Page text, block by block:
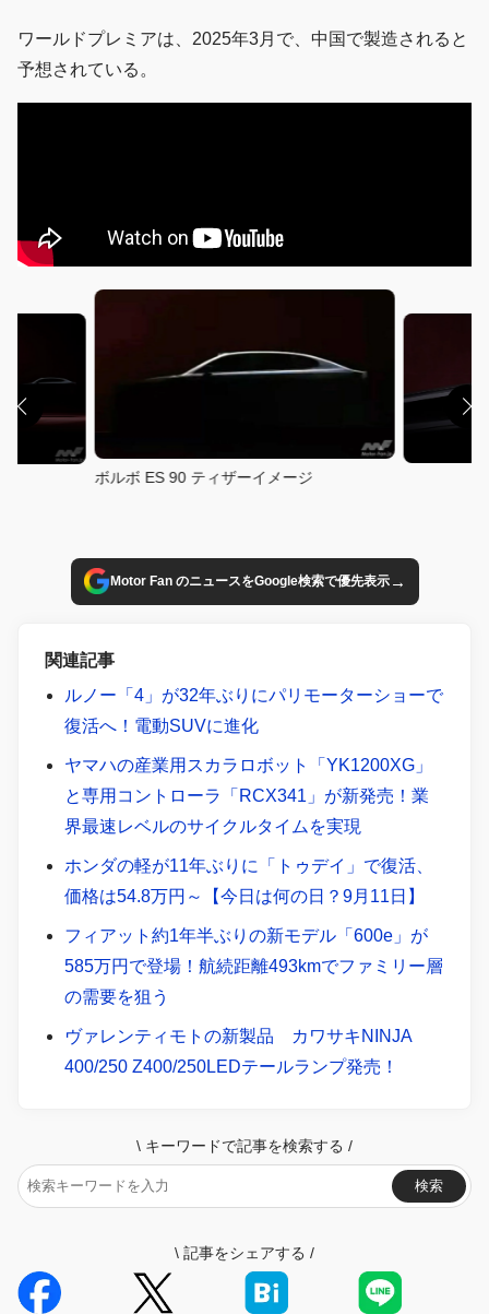
​​ワールドプレミアは、2025年3月で、中国で製造されると
予想されている。
ボルボ ES 90 ティザーイメージ
Motor Fan のニュースをGoogle検索で優先表示→
関連記事
ルノー「4」が32年ぶりにパリモーターショーで
復活へ！電動SUVに進化
ヤマハの産業用スカラロボット「YK1200XG」
と専用コントローラ「RCX341」が新発売！業
界最速レベルのサイクルタイムを実現
ホンダの軽が11年ぶりに「トゥデイ」で復活、
価格は54.8万円～【今日は何の日？9月11日】
フィアット約1年半ぶりの新モデル「600e」が
585万円で登場！航続距離493kmでファミリー層
の需要を狙う
ヴァレンティモトの新製品 カワサキNINJA
400/250 Z400/250LEDテールランプ発売！
\ キーワードで記事を検索する /
検索
\ 記事をシェアする /